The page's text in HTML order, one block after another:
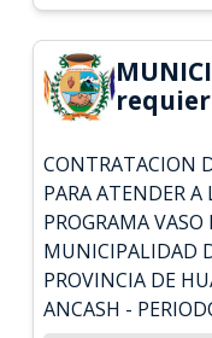
CONTRATACION
PARA ATENDER A
PROGRAMA VASO
MUNICIPALIDAD
PROVINCIA DE
ANCASH -